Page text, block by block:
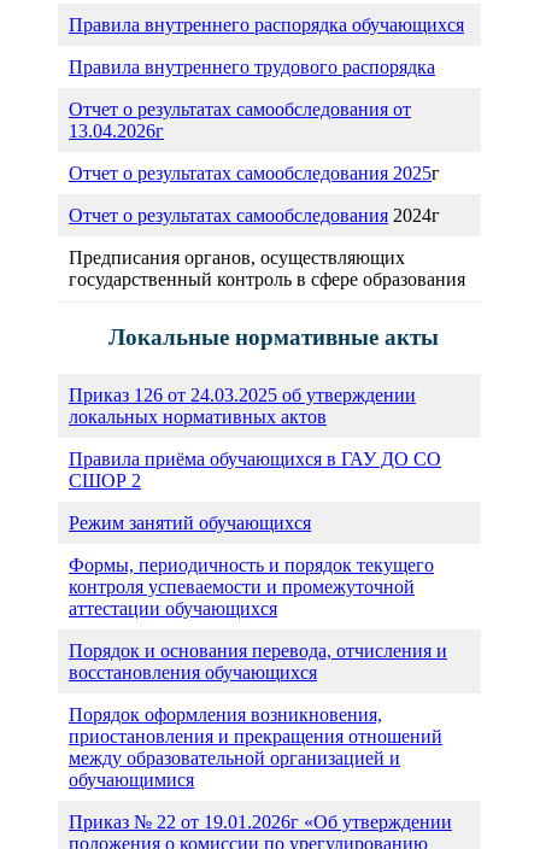
Правила внутреннего распорядка обучающихся
Правила внутреннего трудового распорядка
Отчет о результатах самообследования от
13.04.2026г
Отчет о результатах самообследования 2025г
Отчет о результатах самообследования 2024г
Предписания органов, осуществляющих
государственный контроль в сфере образования
Локальные нормативные акты
Приказ 126 от 24.03.2025 об утверждении
локальных нормативных актов
Правила приёма обучающихся в ГАУ ДО СО
СШОР 2
Режим занятий обучающихся
Формы, периодичность и порядок текущего
контроля успеваемости и промежуточной
аттестации обучающихся
Порядок и основания перевода, отчисления и
восстановления обучающихся
Порядок оформления возникновения,
приостановления и прекращения отношений
между образовательной организацией и
обучающимися
Приказ № 22 от 19.01.2026г «Об утверждении
положения о комиссии по урегулированию